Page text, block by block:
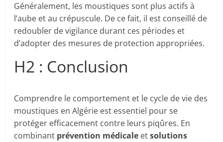
Généralement, les moustiques sont plus actifs à
l’aube et au crépuscule. De ce fait, il est conseillé de
redoubler de vigilance durant ces périodes et
d’adopter des mesures de protection appropriées.
H2 : Conclusion
Comprendre le comportement et le cycle de vie des
moustiques en Algérie est essentiel pour se
protéger efficacement contre leurs piqûres. En
combinant prévention médicale etsolutions